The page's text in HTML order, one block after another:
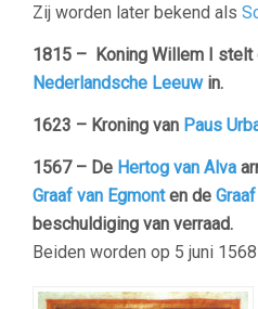
Zij worden later bekend als
1815 – Koning Willem I stelt
Nederlandsche Leeuwin.
1623 – Kroning van Paus
1567 – De Hertog van Alva
Graaf van Egmonten de
beschuldiging van verraad.
Beiden worden op 5 juni